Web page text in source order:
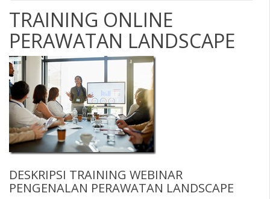
TRAINING ONLINE
PERAWATAN LANDSCAPE
DESKRIPSI TRAINING WEBINAR
PENGENALAN PERAWATAN LANDSCAPE